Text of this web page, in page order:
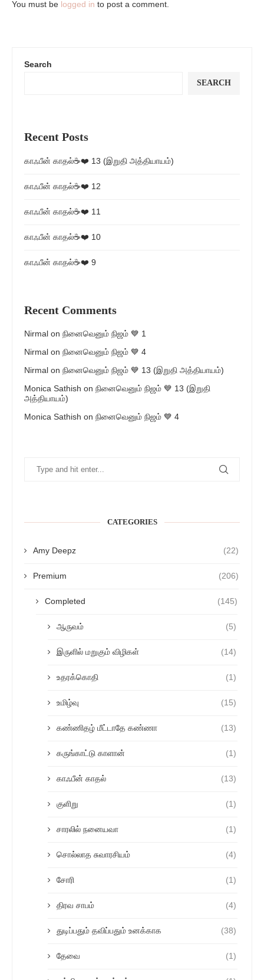
You must be logged in to post a comment.
Search
SEARCH
Recent Posts
காஃபீன் காதல்☕❤️ 13 (இறுதி அத்தியாயம்)
காஃபீன் காதல்☕❤️ 12
காஃபீன் காதல்☕❤️ 11
காஃபீன் காதல்☕❤️ 10
காஃபீன் காதல்☕❤️ 9
Recent Comments
Nirmal on நினைவெனும் நிஜம் 💙 1
Nirmal on நினைவெனும் நிஜம் 💙 4
Nirmal on நினைவெனும் நிஜம் 💙 13 (இறுதி அத்தியாயம்)
Monica Sathish on நினைவெனும் நிஜம் 💙 13 (இறுதி
அத்தியாயம்)
Monica Sathish on நினைவெனும் நிஜம் 💙 4
CATEGORIES
Amy Deepz (22)
Premium (206)
Completed (145)
ஆருவம் (5)
இருளில் மறுகும் விழிகள் (14)
உதரக்கொதி (1)
உமிழ்வு (15)
கண்ணிதழ் மீட்டாதே கண்ணா (13)
கருங்காட்டு காளான் (1)
காஃபீன் காதல் (13)
குளிறு (1)
சாரலில் நனையவா (1)
சொல்லாத சுவாரசியம் (4)
சோரி (1)
திரவ சாபம் (4)
துடிப்பதும் தவிப்பதும் உனக்காக (38)
தேவை (1)